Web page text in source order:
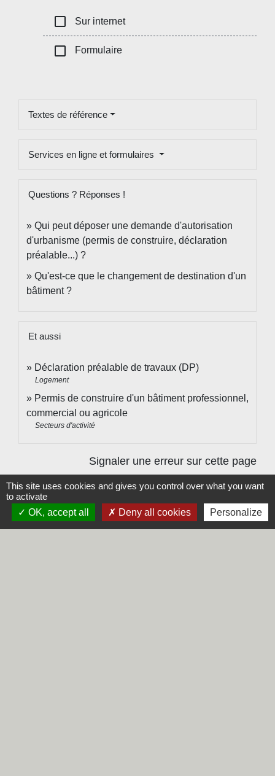
check_box_outline_blank Sur internet
check_box_outline_blank Formulaire
Textes de référence
Services en ligne et formulaires
Questions ? Réponses !
Qui peut déposer une demande d'autorisation
d'urbanisme (permis de construire, déclaration
préalable...) ?
Qu'est-ce que le changement de destination d'un
bâtiment ?
Et aussi
Déclaration préalable de travaux (DP)
Logement
Permis de construire d'un bâtiment professionnel,
commercial ou agricole
Secteurs d'activité
Signaler une erreur sur cette page
This site uses cookies and gives you control over what you want
to activate
OK, accept all
Deny all cookies Personalize